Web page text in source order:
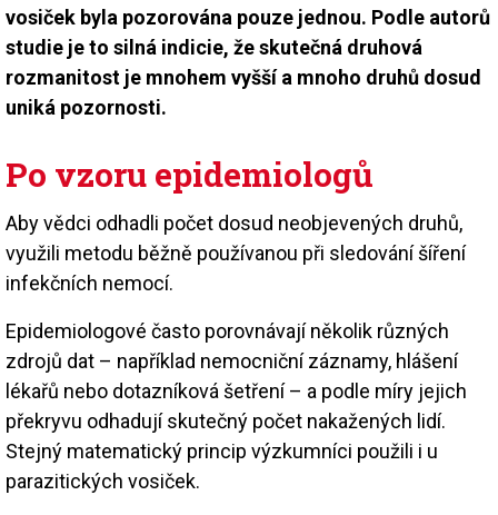
vosiček byla pozorována pouze jednou. Podle autorů
studie je to silná indicie, že skutečná druhová
rozmanitost je mnohem vyšší a mnoho druhů dosud
uniká pozornosti.
Po vzoru epidemiologů
Aby vědci odhadli počet dosud neobjevených druhů,
využili metodu běžně používanou při sledování šíření
infekčních nemocí.
Epidemiologové často porovnávají několik různých
zdrojů dat – například nemocniční záznamy, hlášení
lékařů nebo dotazníková šetření – a podle míry jejich
překryvu odhadují skutečný počet nakažených lidí.
Stejný matematický princip výzkumníci použili i u
parazitických vosiček.